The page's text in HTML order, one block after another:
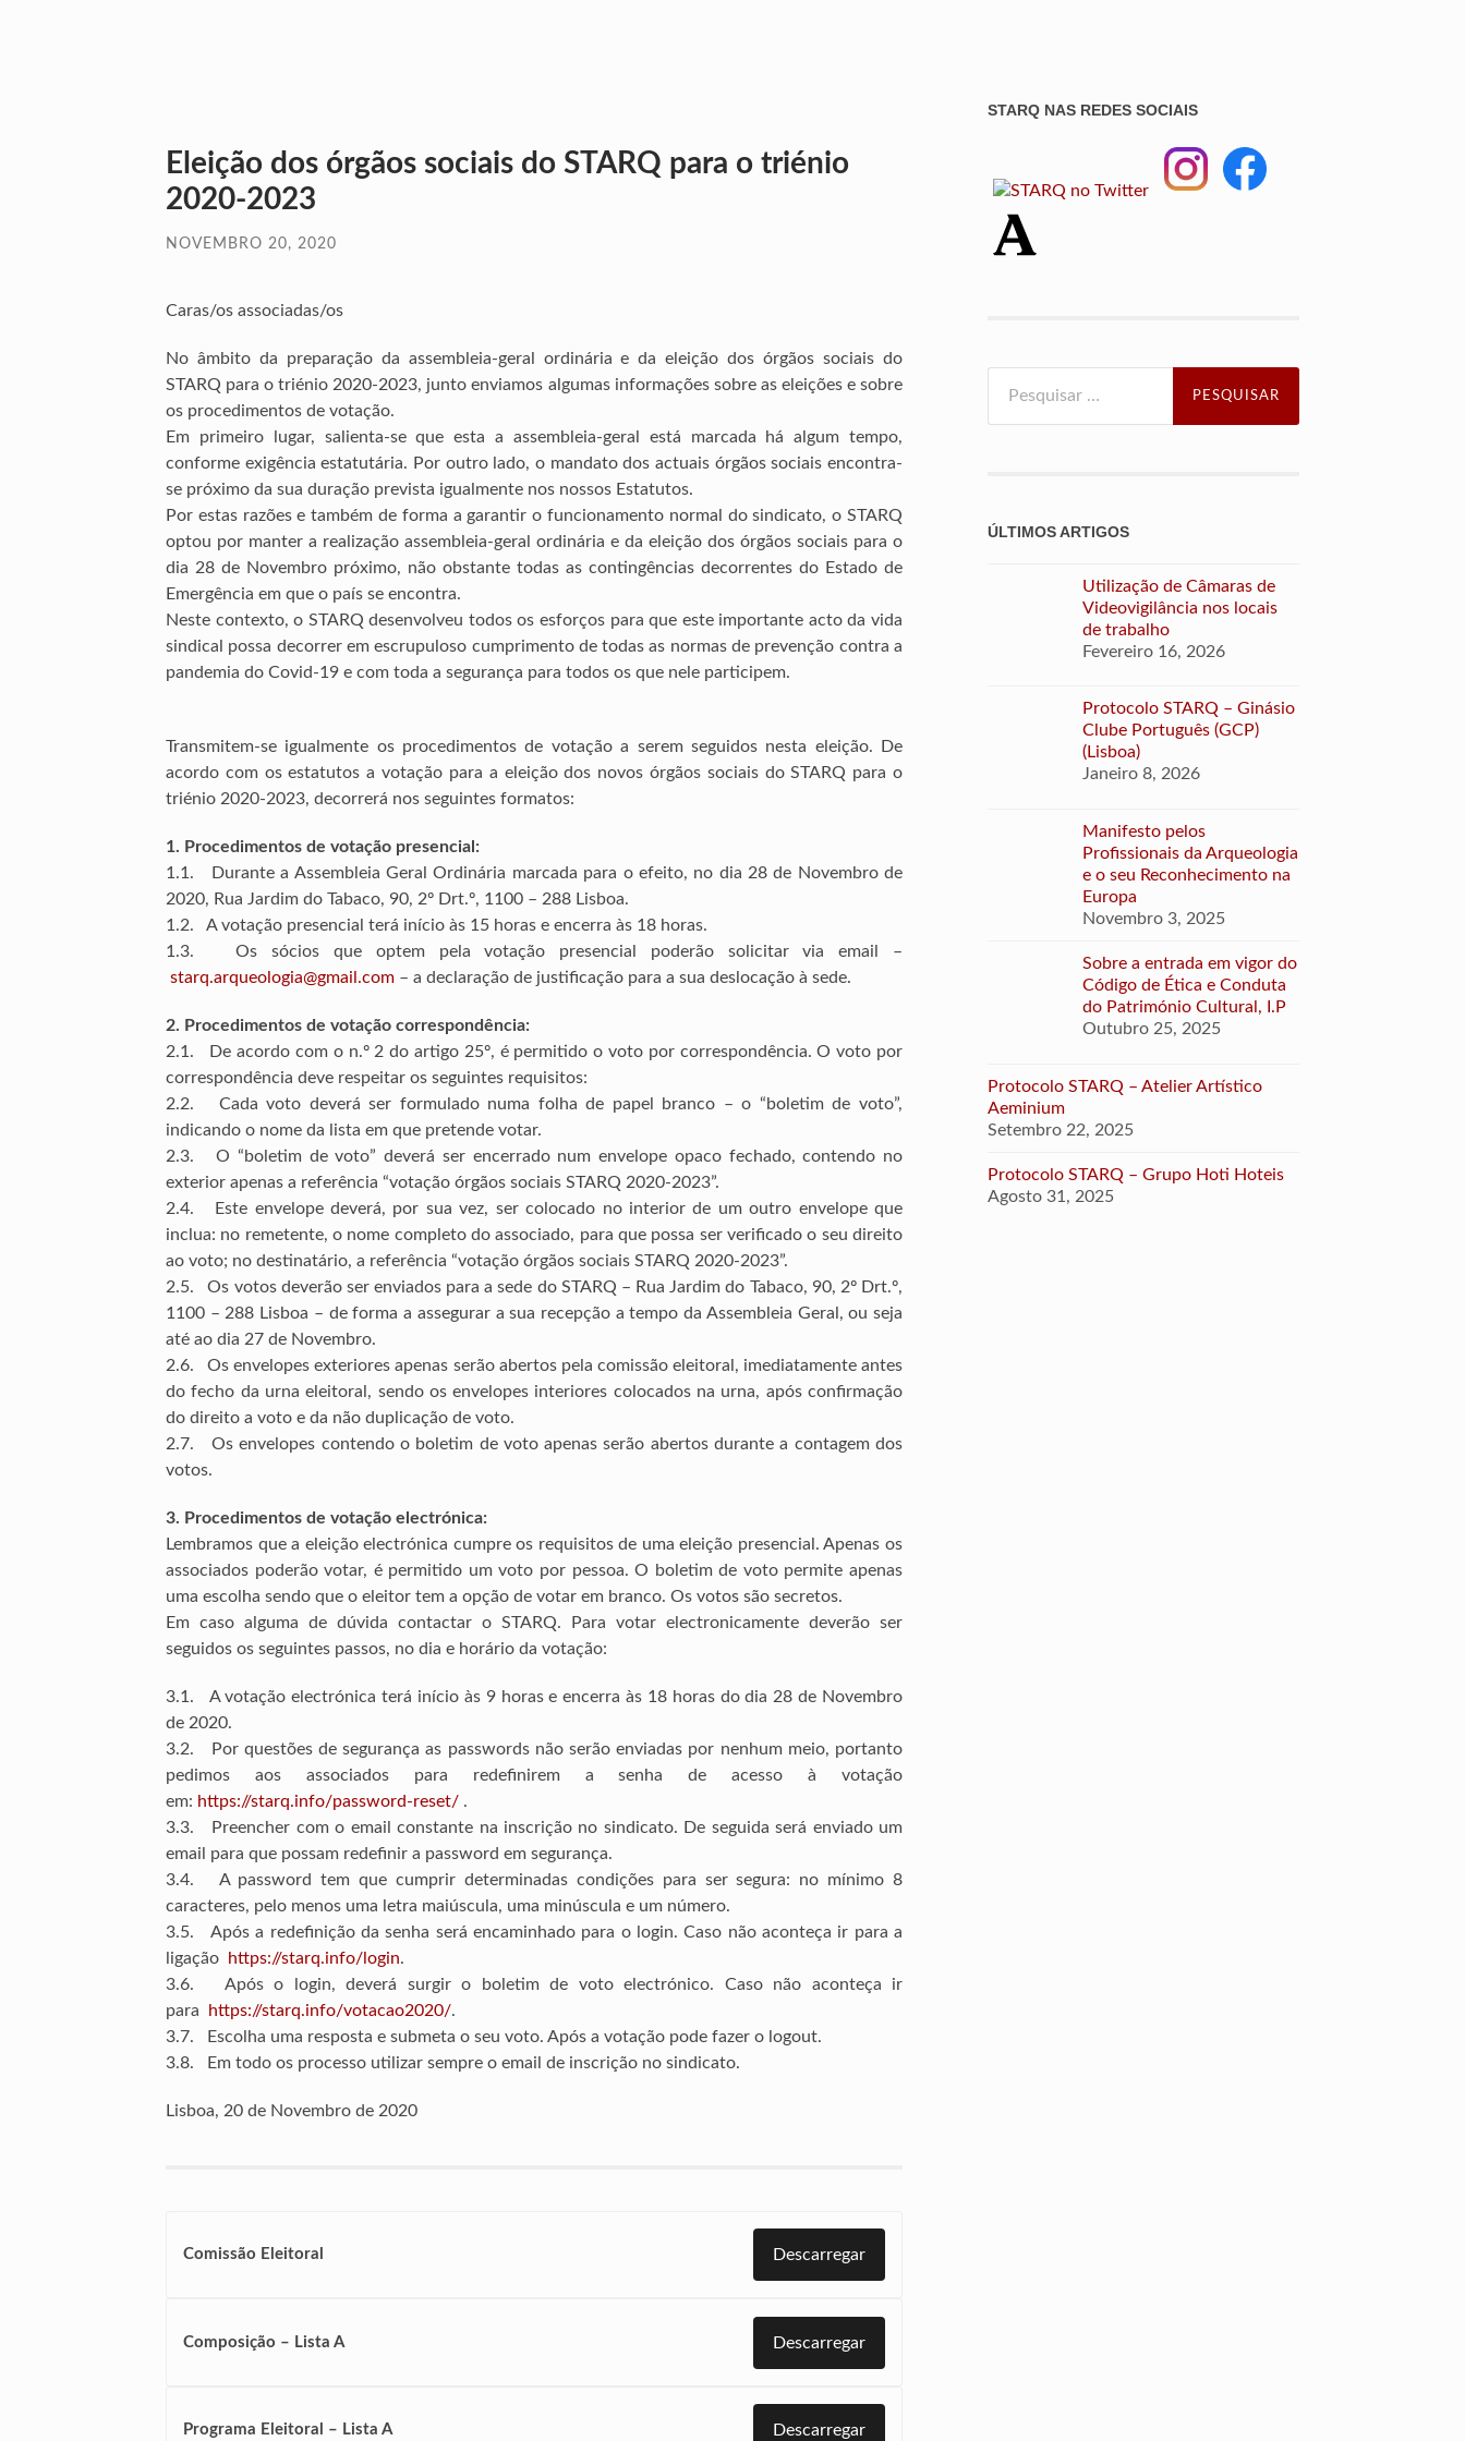
Eleição dos órgãos sociais do STARQ para o triénio
2020-2023
NOVEMBRO 20, 2020
Caras/os associadas/os
No âmbito da preparação da assembleia-geral ordinária e da eleição dos órgãos sociais do
STARQ para o triénio 2020-2023, junto enviamos algumas informações sobre as eleições e sobre
os procedimentos de votação.
Em primeiro lugar, salienta-se que esta a assembleia-geral está marcada há algum tempo,
conforme exigência estatutária. Por outro lado, o mandato dos actuais órgãos sociais encontra-
se próximo da sua duração prevista igualmente nos nossos Estatutos.
Por estas razões e também de forma a garantir o funcionamento normal do sindicato, o STARQ
optou por manter a realização assembleia-geral ordinária e da eleição dos órgãos sociais para o
dia 28 de Novembro próximo, não obstante todas as contingências decorrentes do Estado de
Emergência em que o país se encontra.
Neste contexto, o STARQ desenvolveu todos os esforços para que este importante acto da vida
sindical possa decorrer em escrupuloso cumprimento de todas as normas de prevenção contra a
pandemia do Covid-19 e com toda a segurança para todos os que nele participem.
Transmitem-se igualmente os procedimentos de votação a serem seguidos nesta eleição. De
acordo com os estatutos a votação para a eleição dos novos órgãos sociais do STARQ para o
triénio 2020-2023, decorrerá nos seguintes formatos:
1. Procedimentos de votação presencial:
1.1. Durante a Assembleia Geral Ordinária marcada para o efeito, no dia 28 de Novembro de
2020, Rua Jardim do Tabaco, 90, 2º Drt.º, 1100 – 288 Lisboa.
1.2. A votação presencial terá início às 15 horas e encerra às 18 horas.
1.3. Os sócios que optem pela votação presencial poderão solicitar via email –
starq.arqueologia@gmail.com – a declaração de justificação para a sua deslocação à sede.
2. Procedimentos de votação correspondência:
2.1. De acordo com o n.º 2 do artigo 25º, é permitido o voto por correspondência. O voto por
correspondência deve respeitar os seguintes requisitos:
2.2. Cada voto deverá ser formulado numa folha de papel branco – o “boletim de voto”,
indicando o nome da lista em que pretende votar.
2.3. O “boletim de voto” deverá ser encerrado num envelope opaco fechado, contendo no
exterior apenas a referência “votação órgãos sociais STARQ 2020-2023”.
2.4. Este envelope deverá, por sua vez, ser colocado no interior de um outro envelope que
inclua: no remetente, o nome completo do associado, para que possa ser verificado o seu direito
ao voto; no destinatário, a referência “votação órgãos sociais STARQ 2020-2023”.
2.5. Os votos deverão ser enviados para a sede do STARQ – Rua Jardim do Tabaco, 90, 2º Drt.º,
1100 – 288 Lisboa – de forma a assegurar a sua recepção a tempo da Assembleia Geral, ou seja
até ao dia 27 de Novembro.
2.6. Os envelopes exteriores apenas serão abertos pela comissão eleitoral, imediatamente antes
do fecho da urna eleitoral, sendo os envelopes interiores colocados na urna, após confirmação
do direito a voto e da não duplicação de voto.
2.7. Os envelopes contendo o boletim de voto apenas serão abertos durante a contagem dos
votos.
3. Procedimentos de votação electrónica:
Lembramos que a eleição electrónica cumpre os requisitos de uma eleição presencial. Apenas os
associados poderão votar, é permitido um voto por pessoa. O boletim de voto permite apenas
uma escolha sendo que o eleitor tem a opção de votar em branco. Os votos são secretos.
Em caso alguma de dúvida contactar o STARQ. Para votar electronicamente deverão ser
seguidos os seguintes passos, no dia e horário da votação:
3.1. A votação electrónica terá início às 9 horas e encerra às 18 horas do dia 28 de Novembro
de 2020.
3.2. Por questões de segurança as passwords não serão enviadas por nenhum meio, portanto
pedimos aos associados para redefinirem a senha de acesso à votação
em: https://starq.info/password-reset/ .
3.3. Preencher com o email constante na inscrição no sindicato. De seguida será enviado um
email para que possam redefinir a password em segurança.
3.4. A password tem que cumprir determinadas condições para ser segura: no mínimo 8
caracteres, pelo menos uma letra maiúscula, uma minúscula e um número.
3.5. Após a redefinição da senha será encaminhado para o login. Caso não aconteça ir para a
ligação
https://starq.info/login.
3.6. Após o login, deverá surgir o boletim de voto electrónico. Caso não aconteça ir
para
https://starq.info/votacao2020/.
3.7. Escolha uma resposta e submeta o seu voto. Após a votação pode fazer o logout.
3.8. Em todo os processo utilizar sempre o email de inscrição no sindicato.
Lisboa, 20 de Novembro de 2020
Comissão Eleitoral Descarregar
Composição – Lista A Descarregar
Programa Eleitoral – Lista A Descarregar
STARQ NAS REDES SOCIAIS
por:
ÚLTIMOS ARTIGOS
Utilização de Câmaras de
Videovigilância nos locais
de trabalho
Fevereiro 16, 2026
Protocolo STARQ – Ginásio
Clube Português (GCP)
(Lisboa)
Janeiro 8, 2026
Manifesto pelos
Profissionais da Arqueologia
e o seu Reconhecimento na
Europa
Novembro 3, 2025
Sobre a entrada em vigor do
Código de Ética e Conduta
do Património Cultural, I.P
Outubro 25, 2025
Protocolo STARQ – Atelier Artístico
Aeminium
Setembro 22, 2025
Protocolo STARQ – Grupo Hoti Hoteis
Agosto 31, 2025